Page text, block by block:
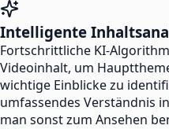
Intelligente
Fortschrittliche KI-
Videoinhalt, um
wichtige Einblicke zu
umfassendes Verständnis
man sonst zum Ansehen